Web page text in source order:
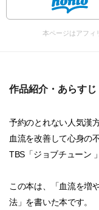
本ページはアフィ
作品紹介・あらすじ
予約のとれない人気漢
血流を改善して心身の
TBS「ジョブチューン
この本は、「血流を増
法」を書いた本です。